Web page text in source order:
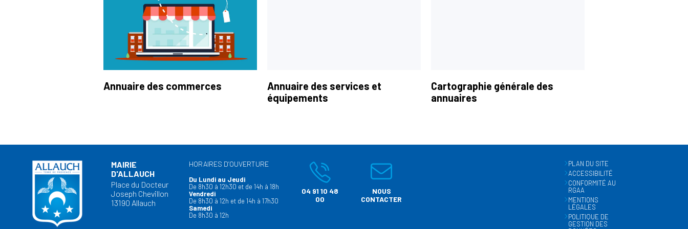
Annuaire des commerces
Annuaire des services et
équipements
Cartographie générale des
annuaires
MAIRIE
D'ALLAUCH
Place du Docteur
Joseph Chevillon
13190 Allauch
HORAIRES D’OUVERTURE
Du Lundi au Jeudi
De 8h30 à 12h30 et de 14h à 18h
Vendredi
De 8h30 à 12h et de 14h à 17h30
Samedi
De 8h30 à 12h
04 91 10 48
00
NOUS
CONTACTER
PLAN DU SITE
ACCESSIBILITÉ
CONFORMITÉ AU
RGAA
MENTIONS
LÉGALES
POLITIQUE DE
GESTION DES